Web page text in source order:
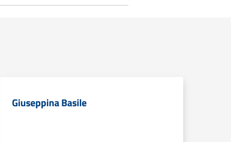
Giuseppina Basile